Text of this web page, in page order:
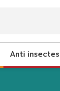
Anti insectes